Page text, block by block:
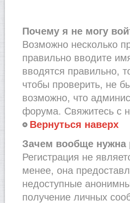
Почему я не могу
Возможно несколько
правильно вводите
вводятся правильно,
чтобы проверить, не
возможно, что
форума. Свяжитесь с
Вернуться наверх
Зачем вообще нужна
Регистрация не
менее, она
недоступные
получение личных